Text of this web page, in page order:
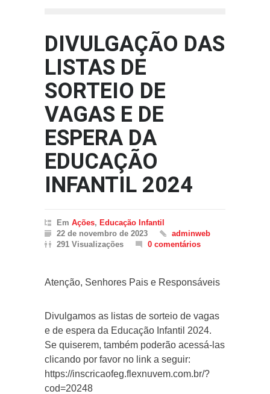
DIVULGAÇÃO DAS
LISTAS DE
SORTEIO DE
VAGAS E DE
ESPERA DA
EDUCAÇÃO
INFANTIL 2024
Em Ações, Educação Infantil
22 de novembro de 2023
adminweb
291 Visualizações
0 comentários
Atenção, Senhores Pais e Responsáveis
Divulgamos as listas de sorteio de vagas
e de espera da Educação Infantil 2024.
Se quiserem, também poderão acessá-las
clicando por favor no link a seguir:
https://inscricaofeg.flexnuvem.com.br/?
cod=20248